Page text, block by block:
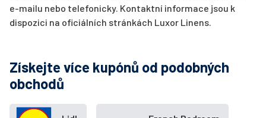
e-mailu nebo telefonicky. Kontaktní informace jsou k
dispozici na oficiálních stránkách Luxor Linens.
Získejte více kupónů od podobných
obchodů